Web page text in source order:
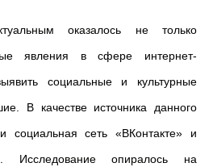
оказалось не только
явления в сфере интернет-
социальные и культурные
В качестве источника данного
социальная сеть «ВКонтакте» и
Исследование опиралось на